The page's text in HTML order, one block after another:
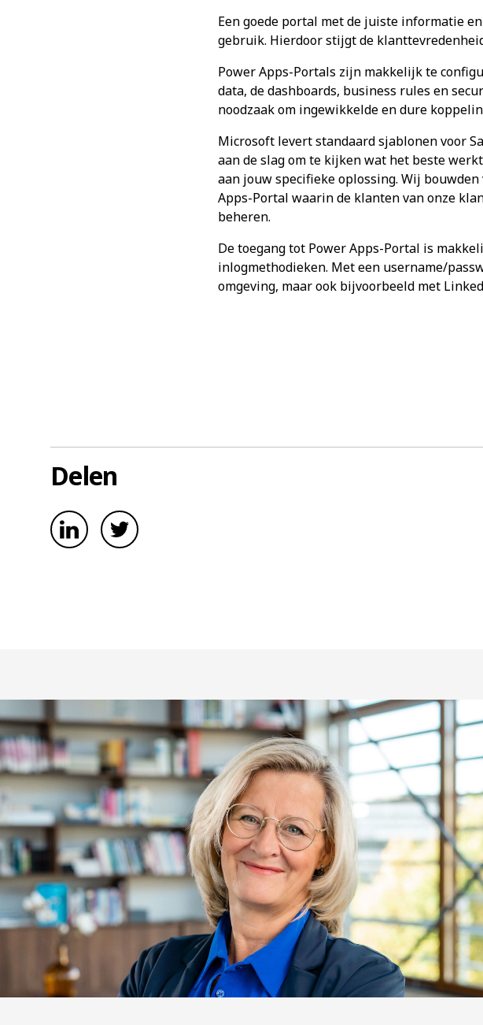
Een goede portal met de juiste informatie
gebruik. Hierdoor stijgt de
Power Apps-Portals zijn makkelijk te
data, de dashboards, business rules en
noodzaak om ingewikkelde en dure
Microsoft levert standaard sjablonen voor
aan de slag om te kijken wat het beste
aan jouw specifieke oplossing. Wij
Apps-Portal waarin de klanten van onze
beheren.
De toegang tot Power Apps-Portal is
inlogmethodieken. Met een username/
omgeving, maar ook bijvoorbeeld met
Delen